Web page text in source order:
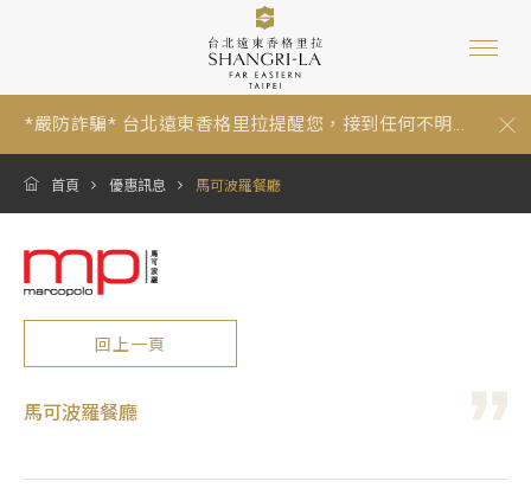
回上一頁
馬可波羅餐廳
首頁 優惠訊息 馬可波羅餐廳
*嚴防詐騙* 台北遠東香格里拉提醒您，接到任何不明...
【暑假期間泳池營運與年度維修調整通知 Summer P...
跟著香格里拉一起環保愛地球：為因應《中華民國環...
*嚴防詐騙* 台北遠東香格里拉提醒您，接到任何不明...
【暑假期間泳池營運與年度維修調整通知 Summer P...